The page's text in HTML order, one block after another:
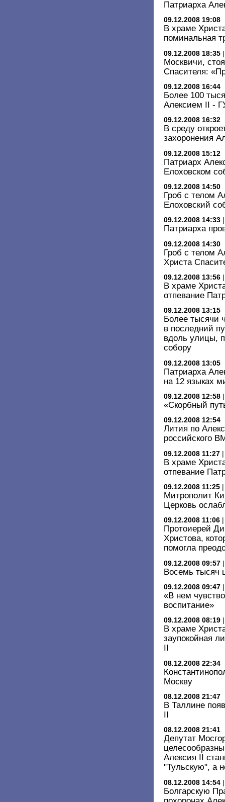
Патриарха
09.12.2008 19:08
В храме
поминальная
09.12.2008 18:35
Москвичи,
Спасителя:
09.12.2008 16:44
Более 100
Алексием II -
09.12.2008 16:32
В среду
захоронения
09.12.2008 15:12
Патриарх
Елоховском
09.12.2008 14:50
Гроб с телом
Елоховский
09.12.2008 14:33
Патриарха
09.12.2008 14:30
Гроб с телом
Христа
09.12.2008 13:56
В храме
отпевание
09.12.2008 13:15
Более тысячи
в последний
вдоль улицы,
собору
09.12.2008 13:05
Патриарха
на 12 языках
09.12.2008 12:58
«Скорбный
09.12.2008 12:54
Лития по
российского
09.12.2008 11:27
В храме
отпевание
09.12.2008 11:25
Митрополит
Церковь
09.12.2008 11:06
Протоиерей
Христова,
помогла
09.12.2008 09:57
Восемь тысяч
09.12.2008 09:47
«В нем
воспитание»
09.12.2008 08:19
В храме
заупокойная
08.12.2008 22:34
Москву
08.12.2008 21:47
В Таллине
II
08.12.2008 21:41
Депутат
Алексия II
"Тульскую", а
08.12.2008 14:54
Болгарскую